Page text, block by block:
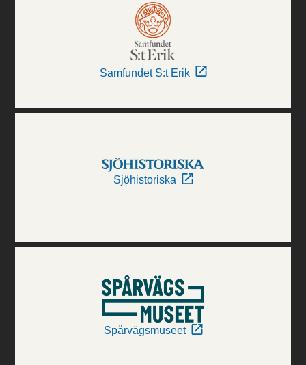
Samfundet S:t Erik
Sjöhistoriska
Spårvägsmuseet